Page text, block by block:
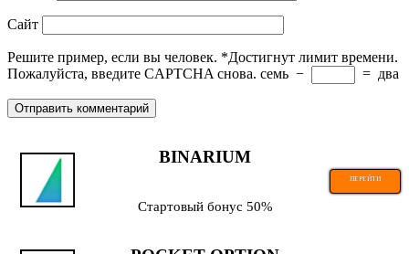
Сайт
Решите пример, если вы человек. *Достигнут лимит времени.
Пожалуйста, введите CAPTCHA снова. семь − = два
BINARIUM
ПЕРЕЙТИ
Стартовый бонус 50%